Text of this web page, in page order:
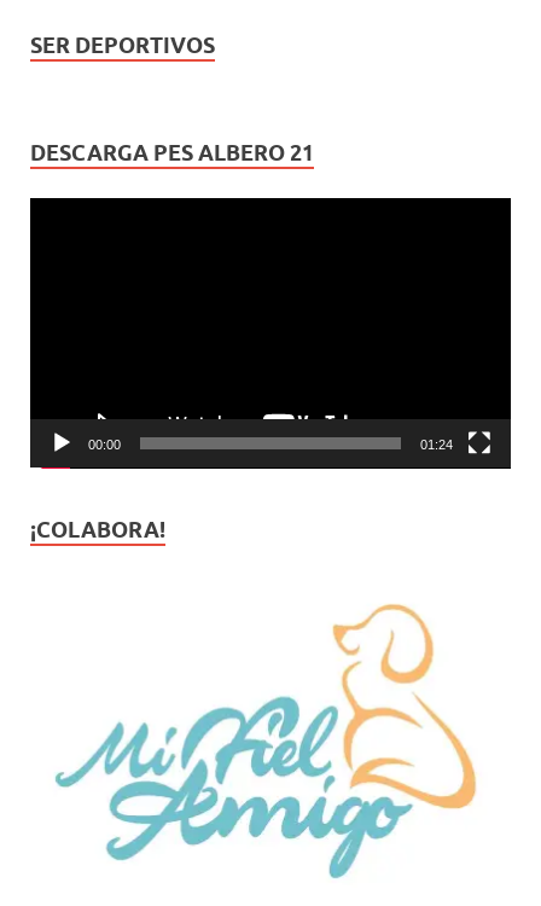
SER DEPORTIVOS
DESCARGA PES ALBERO 21
00:00 01:24
¡COLABORA!